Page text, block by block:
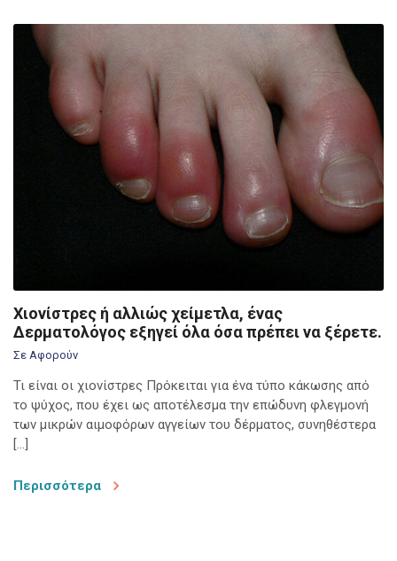
Χιονίστρες ή αλλιώς χείμετλα, ένας
Δερματολόγος εξηγεί όλα όσα πρέπει να ξέρετε.
Σε Αφορούν
Τι είναι οι χιονίστρες Πρόκειται για ένα τύπο κάκωσης από
το ψύχος, που έχει ως αποτέλεσμα την επώδυνη φλεγμονή
των μικρών αιμοφόρων αγγείων του δέρματος, συνηθέστερα
[…]
Περισσότερα